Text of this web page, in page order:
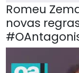
Romeu
novas